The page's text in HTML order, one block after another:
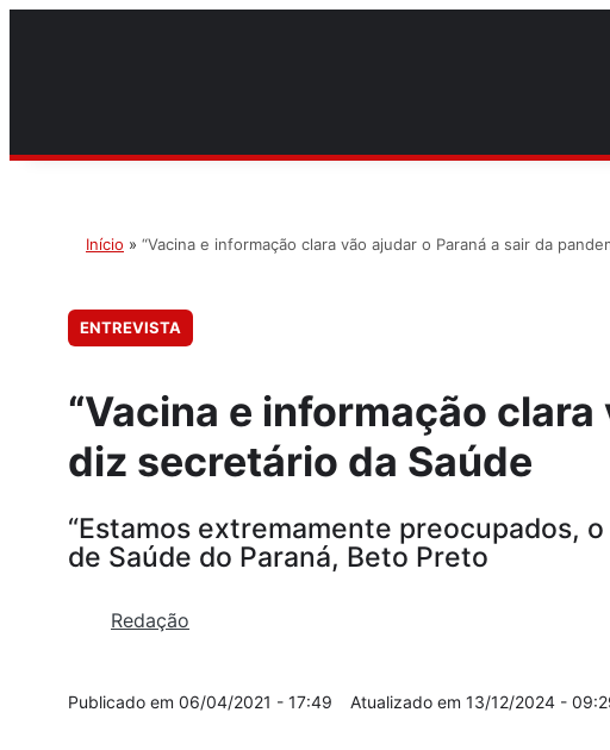
Início » “Vacina e informação clara vão ajudar o Paraná a sair da
ENTREVISTA
“Vacina e informação clara
diz secretário da Saúde
“Estamos extremamente preocupados,
de Saúde do Paraná, Beto Preto
Redação
06/04/2021 - 17:49 13/12/2024 -